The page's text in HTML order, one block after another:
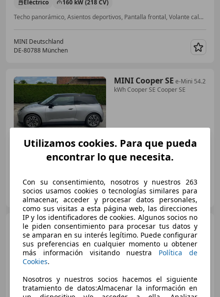
Eléctrico
160 kW (218 CV)
Techo panorámico, Asientos deportivos, Pantalla frontal, Volante calefactable, Control de distancia, Isofix, Sistema de lavado de faros, Libro de mantenimiento
MINI Deutschland
DE-80788 München
MINI Cooper SE e-Mini 54.2
kWh Cooper SE Cooper SE
€ 29.999
9.400 km Eléctrico 160 kW (218 CV)
Particular
BE-3830 Wellen
MINI Cooper SESE / PACK
XL / PANO / 360CAM / HUD / 18" /
ACC / MEMO / H&K / FULL!
€ 40.950
Utilizamos cookies. Para que pueda
encontrar lo que necesita.
Con su consentimiento, nosotros y nuestros 263
socios usamos cookies o tecnologías similares para
almacenar, acceder y procesar datos personales,
como sus visitas a esta página web, las direcciones
IP y los identificadores de cookies. Algunos socios no
le piden consentimiento para procesar tus datos y
se amparan en su interés legítimo. Puede configurar
sus preferencias en cualquier momento u obtener
más información visitando nuestra Política de
Cookies.
Nosotros y nuestros socios hacemos el siguiente
tratamiento de datos:Almacenar la información en